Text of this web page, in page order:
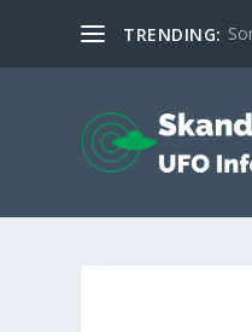
TRENDING: